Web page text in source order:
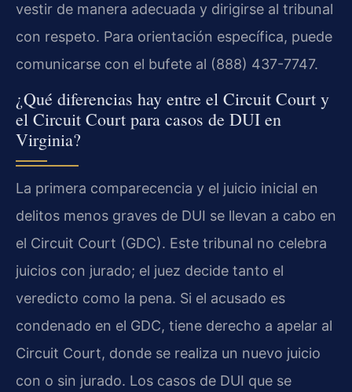
vestir de manera adecuada y dirigirse al tribunal
con respeto. Para orientación específica, puede
comunicarse con el bufete al (888) 437-7747.
¿Qué diferencias hay entre el Circuit Court y
el Circuit Court para casos de DUI en
Virginia?
La primera comparecencia y el juicio inicial en
delitos menos graves de DUI se llevan a cabo en
el Circuit Court (GDC). Este tribunal no celebra
juicios con jurado; el juez decide tanto el
veredicto como la pena. Si el acusado es
condenado en el GDC, tiene derecho a apelar al
Circuit Court, donde se realiza un nuevo juicio
con o sin jurado. Los casos de DUI que se